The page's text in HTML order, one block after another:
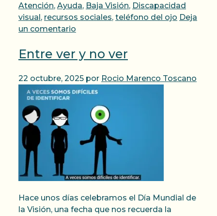
Atención, Ayuda, Baja Visión, Discapacidad
visual, recursos sociales, teléfono del ojo Deja
un comentario
Entre ver y no ver
22 octubre, 2025 por Rocio Marenco Toscano
Hace unos días celebramos el Día Mundial de
la Visión, una fecha que nos recuerda la